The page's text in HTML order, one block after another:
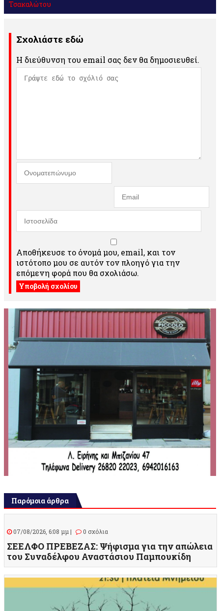
Τσακαλώτου
Σχολιάστε εδώ
Η διεύθυνση του email σας δεν θα δημοσιευθεί.
Αποθήκευσε το όνομά μου, email, και τον
ιστότοπο μου σε αυτόν τον πλοηγό για την
επόμενη φορά που θα σχολιάσω.
Παρόμοια άρθρα
07/08/2026, 6:08 μμ | 0 σχόλια
ΣΕΕΛΦΟ ΠΡΕΒΕΖΑΣ: Ψήφισμα για την απώλεια
του Συναδέλφου Αναστάσιου Παμπουκίδη